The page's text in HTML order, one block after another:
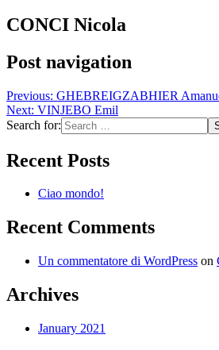
CONCI Nicola
Post navigation
Previous: GHEBREIGZABHIER
Next: VINJEBO Emil
Search for:
Recent Posts
Ciao mondo!
Recent Comments
Un commentatore di WordPress on
Archives
January 2021